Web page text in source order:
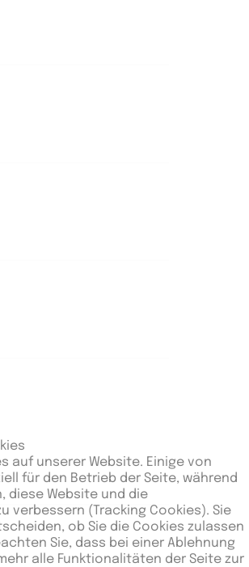
auf unserer Website. Einige von
für den Betrieb der Seite, während
diese Website und die
verbessern (Tracking Cookies). Sie
ob Sie die Cookies zulassen
Sie, dass bei einer Ablehnung
alle Funktionalitäten der Seite zur